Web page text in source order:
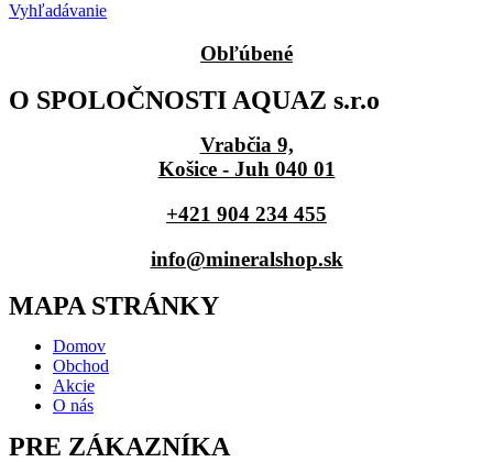
Vyhľadávanie
Obľúbené
O SPOLOČNOSTI AQUAZ s.r.o
Vrabčia 9,
Košice - Juh 040 01
+421 904 234 455
info@mineralshop.sk
MAPA STRÁNKY
Domov
Obchod
Akcie
O nás
PRE ZÁKAZNÍKA